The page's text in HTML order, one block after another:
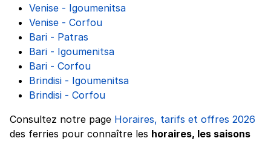
Venise - Igoumenitsa
Venise - Corfou
Bari - Patras
Bari - Igoumenitsa
Bari - Corfou
Brindisi - Igoumenitsa
Brindisi - Corfou
Consultez notre page Horaires, tarifs et offres 2026
des ferries pour connaître les horaires, les saisons